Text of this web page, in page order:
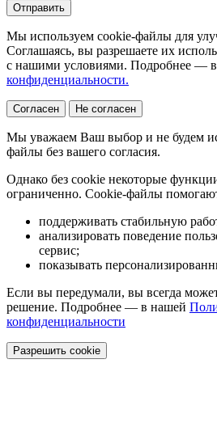
Отправить
Мы используем cookie-файлы для
Соглашаясь, вы разрешаете их
с нашими условиями. Подробнее — в
конфиденциальности.
Согласен Не согласен
Мы уважаем Ваш выбор и не будем
файлы без вашего согласия.
Однако без cookie некоторые
ограниченно. Cookie-файлы
поддерживать стабильную
анализировать поведение
сервис;
показывать
Если вы передумали, вы всегда
решение. Подробнее — в нашей
конфиденциальности
Разрешить cookie